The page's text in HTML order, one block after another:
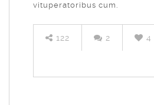
vituperatoribus cum.
122 2 4